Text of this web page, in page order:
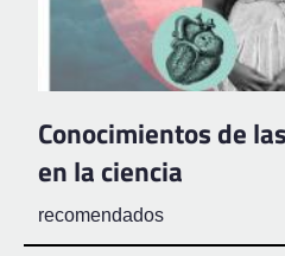
Conocimientos de
en la ciencia
recomendados